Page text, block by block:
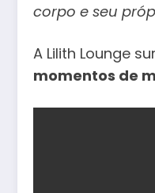
corpo e seu
A Lilith Lounge
momentos de